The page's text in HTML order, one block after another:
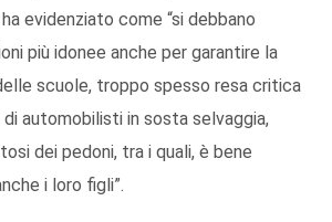
evidenziato come “si debbano
più idonee anche per garantire la
scuole, troppo spesso resa critica
automobilisti in sosta selvaggia,
dei pedoni, tra i quali, è bene
i loro figli”.